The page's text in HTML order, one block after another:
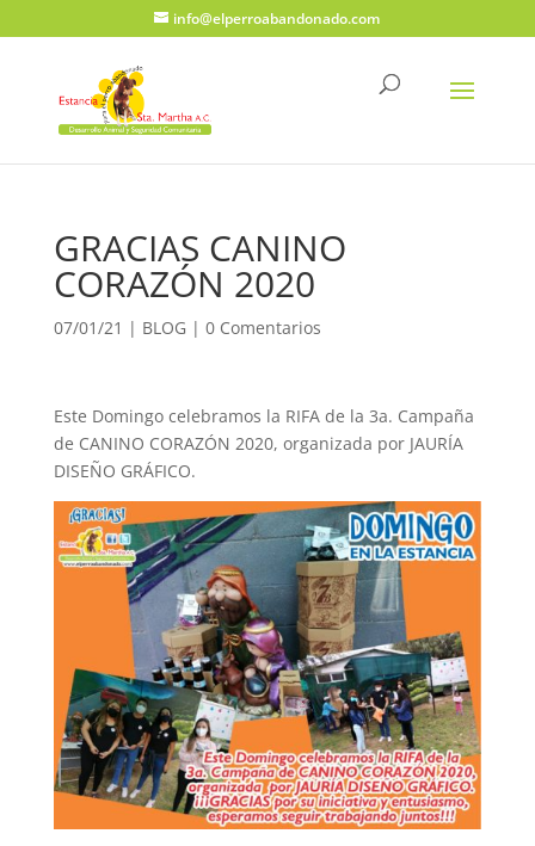
info@elperroabandonado.com
GRACIAS CANINO
CORAZÓN 2020
07/01/21 | BLOG | 0 Comentarios
Este Domingo celebramos la RIFA de la 3a. Campaña
de CANINO CORAZÓN 2020, organizada por JAURÍA
DISEÑO GRÁFICO.